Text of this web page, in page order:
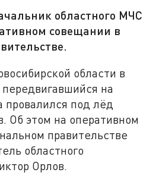
областного МЧС
совещании в
области в
передвигавшийся на
провалился под лёд
Об этом на оперативном
правительстве
областного
Орлов.